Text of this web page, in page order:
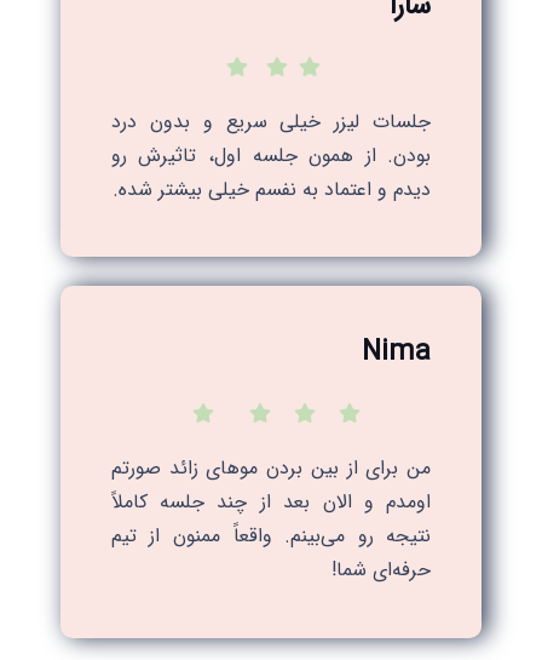
جلسات لیزر خیلی سریع و بدون درد
بودن. از همون جلسه اول، تاثیرش رو
دیدم و اعتماد به نفسم خیلی بیشتر شده.
Nima
من برای از بین بردن موهای زائد صورتم
اومدم و الان بعد از چند جلسه کاملاً
نتیجه رو می‌بینم. واقعاً ممنون از تیم
حرفه‌ای شما!